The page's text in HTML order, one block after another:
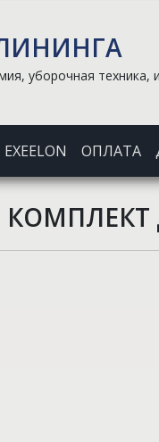
уборочная техника,
EXEELON ОПЛАТА